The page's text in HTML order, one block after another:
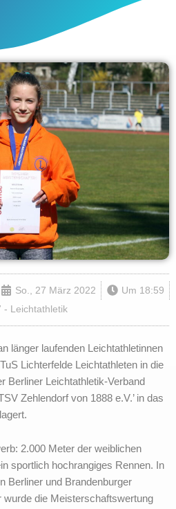
So., 27 März 2022 Um 18:59
- Leichtathletik
länger laufenden Leichtathletinnen
Lichterfelde Leichtathleten in die
Berliner Leichtathletik-Verband
Zehlendorf von 1888 e.V.’ in das
2.000 Meter der weiblichen
sportlich hochrangiges Rennen. In
Berliner und Brandenburger
die Meisterschaftswertung